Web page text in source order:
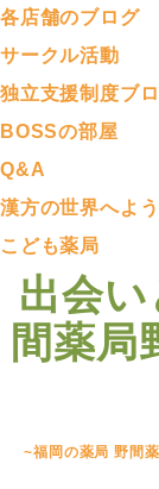
各店舗のブログ
サークル活動
独立支援制度ブ
BOSSの部屋
Q&A
漢方の世界へよ
こども薬局
出会
間薬局
~福岡の薬局 野間